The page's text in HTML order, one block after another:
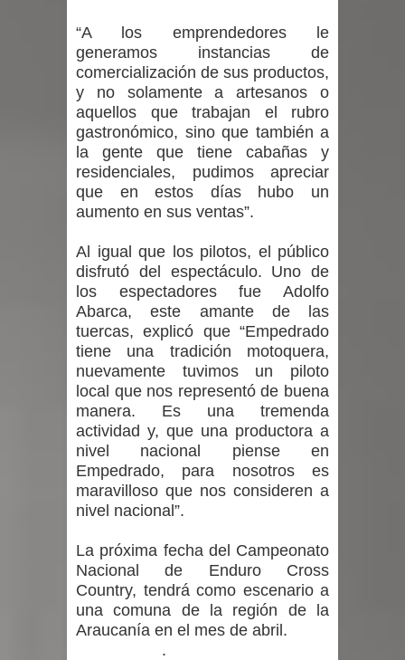
“A los emprendedores le
generamos instancias de
comercialización de sus productos,
y no solamente a artesanos o
aquellos que trabajan el rubro
gastronómico, sino que también a
la gente que tiene cabañas y
residenciales, pudimos apreciar
que en estos días hubo un
aumento en sus ventas”.
Al igual que los pilotos, el público
disfrutó del espectáculo. Uno de
los espectadores fue Adolfo
Abarca, este amante de las
tuercas, explicó que “Empedrado
tiene una tradición motoquera,
nuevamente tuvimos un piloto
local que nos representó de buena
manera. Es una tremenda
actividad y, que una productora a
nivel nacional piense en
Empedrado, para nosotros es
maravilloso que nos consideren a
nivel nacional”.
La próxima fecha del Campeonato
Nacional de Enduro Cross
Country, tendrá como escenario a
una comuna de la región de la
Araucanía en el mes de abril.
.